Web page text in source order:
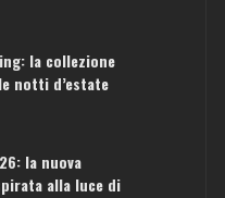
la collezione
notti d’estate
la nuova
alla luce di
IL WEEKEND PERFETTO